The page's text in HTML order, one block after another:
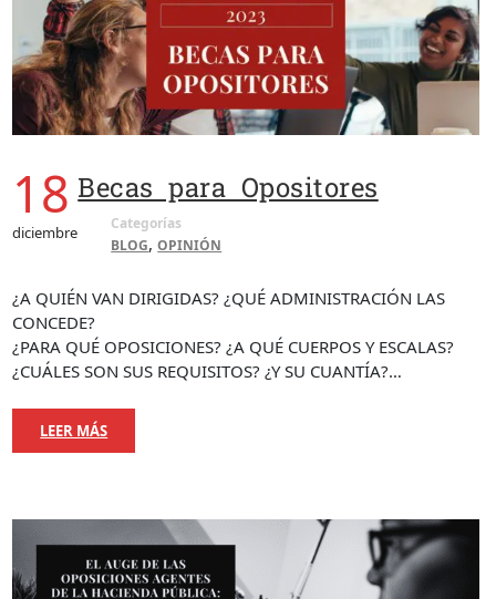
18
diciembre
Becas para Opositores
Categorías
BLOG,OPINIÓN
¿A QUIÉN VAN DIRIGIDAS? ¿QUÉ ADMINISTRACIÓN LAS
CONCEDE?
¿PARA QUÉ OPOSICIONES? ¿A QUÉ CUERPOS Y ESCALAS?
¿CUÁLES SON SUS REQUISITOS? ¿Y SU CUANTÍA?…
LEER MÁS